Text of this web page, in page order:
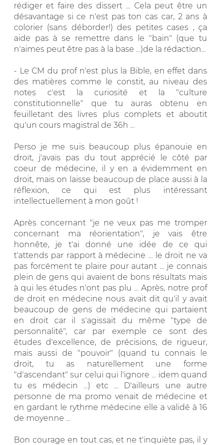
rédiger et faire des dissert ... Cela peut être un
désavantage si ce n'est pas ton cas car, 2 ans à
colorier (sans déborder!) des petites cases , ça
aide pas à se remettre dans le "bain" (que tu
n'aimes peut être pas à la base ...)de la rédaction...
- Le CM du prof n'est plus la Bible, en effet dans
des matières comme le constit, au niveau des
notes c'est la curiosité et la "culture
constitutionnelle" que tu auras obtenu en
feuilletant des livres plus complets et aboutit
qu'un cours magistral de 36h ...
Perso je me suis beaucoup plus épanouie en
droit, j'avais pas du tout apprécié le côté par
coeur de médecine, il y en a évidemment en
droit, mais on laisse beaucoup de place aussi à la
réflexion, ce qui est plus intéressant
intellectuellement à mon goût !
Après concernant "je ne veux pas me tromper
concernant ma réorientation", je vais être
honnête, je t'ai donné une idée de ce qui
t'attends par rapport à médecine ... le droit ne va
pas forcément te plaire pour autant ... je connais
plein de gens qui avaient de bons résultats mais
à qui les études n'ont pas plu ... Après, notre prof
de droit en médecine nous avait dit qu'il y avait
beaucoup de gens de médecine qui partaient
en droit car il s'agissait du même "type de
personnalité", car par exemple ce sont des
études d'excellence, de précisions, de rigueur,
mais aussi de "pouvoir" (quand tu connais le
droit, tu as naturellement une forme
"d'ascendant" sur celui qui l'ignore ... idem quand
tu es médecin ...) etc ... D'ailleurs une autre
personne de ma promo venait de médecine et
en gardant le rythme médecine elle a validé à 16
de moyenne ...
Bon courage en tout cas, et ne t'inquiète pas, il y